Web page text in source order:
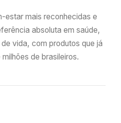
estar mais reconhecidas e
absoluta em saúde,
vida, com produtos que já
de brasileiros.